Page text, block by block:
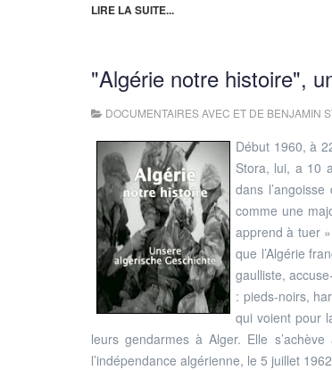
LIRE LA SUITE...
"Algérie notre histoire",
DOCUMENTAIRES AVEC ET DE BENJAMIN
Début 1960, à
Stora, lui, a 10
dans
comme une
apprend à tuer
que l’Algérie
gaulliste,
: pieds-noirs,
qui voient pour
leurs gendarmes à Alger. Elle
l’indépendance algérienne, le 5 juillet